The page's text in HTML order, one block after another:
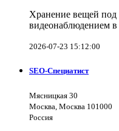
Хранение вещей под
видеонаблюдением
2026-07-23 15:12:00
SEO-Специатист
Мясницкая 30
Москва, Москва 101000
Россия